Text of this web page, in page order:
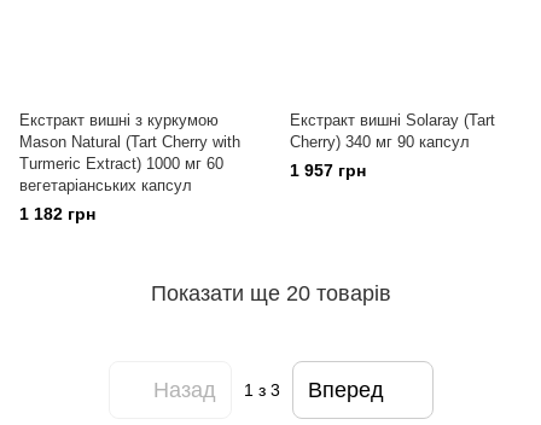
Екстракт вишні з куркумою
Mason Natural (Tart Cherry with
Turmeric Extract) 1000 мг 60
вегетаріанських капсул
1 182 грн
Екстракт вишні Solaray (Tart
Cherry) 340 мг 90 капсул
1 957 грн
Показати ще 20 товарів
Назад 1 з 3 Вперед